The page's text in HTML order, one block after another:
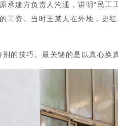
承建方负责人沟通，讲明“民
工资。当时王某人在外地，史
的技巧。最关键的是以真心换